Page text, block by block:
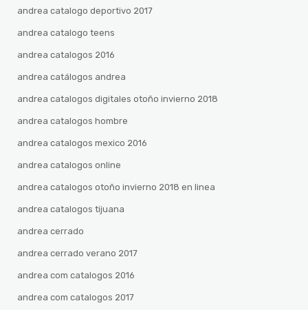
andrea catalogo deportivo 2017
andrea catalogo teens
andrea catalogos 2016
andrea catálogos andrea
andrea catalogos digitales otoño invierno 2018
andrea catalogos hombre
andrea catalogos mexico 2016
andrea catalogos online
andrea catalogos otoño invierno 2018 en linea
andrea catalogos tijuana
andrea cerrado
andrea cerrado verano 2017
andrea com catalogos 2016
andrea com catalogos 2017